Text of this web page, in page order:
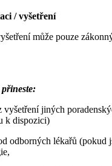
/ vyšetření
může pouze
přineste:
jiných
k dispozici)
lékařů (pokud